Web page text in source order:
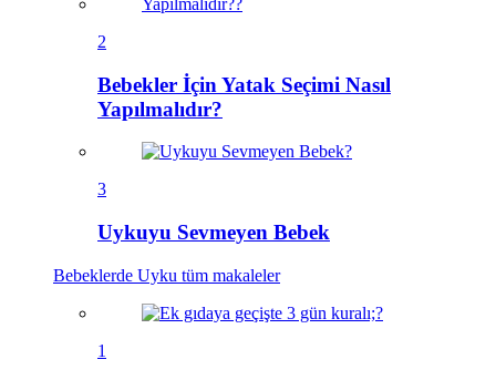
2
Bebekler İçin Yatak Seçimi Nasıl
Yapılmalıdır?
3
Uykuyu Sevmeyen Bebek
Bebeklerde Uyku tüm makaleler
1